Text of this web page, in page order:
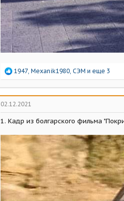
Р
а
к
ц
и
и
1947, Mexanik1980, СЭМ и еще 3
02.12.2021
1. Кадр из болгарского фильма